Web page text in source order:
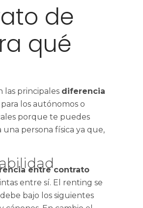
de
qué
las principales diferencia
los autónomos o
porque te puedes
persona física ya que,
entre contrato
entre sí. El renting se
bajo los siguientes